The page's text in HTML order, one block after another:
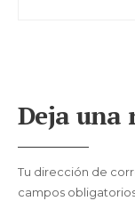
Deja una
Tu dirección de
campos